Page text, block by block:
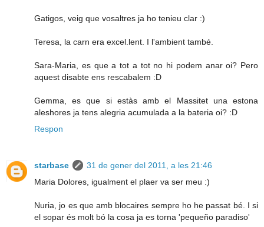
Gatigos, veig que vosaltres ja ho tenieu clar :)
Teresa, la carn era excel.lent. I l'ambient també.
Sara-Maria, es que a tot a tot no hi podem anar oi? Pero
aquest disabte ens rescabalem :D
Gemma, es que si estàs amb el Massitet una estona
aleshores ja tens alegria acumulada a la bateria oi? :D
Respon
starbase
31 de gener del 2011, a les 21:46
Maria Dolores, igualment el plaer va ser meu :)
Nuria, jo es que amb blocaires sempre ho he passat bé. I si
el sopar és molt bó la cosa ja es torna 'pequeño paradiso'